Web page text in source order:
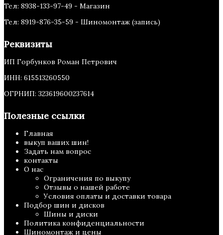
Тел: 8938-133-97-49 - Магазин
Тел: 8919-876-35-59 - Шиномонтаж (запись)
Реквизиты
ИП Горбунков Роман Петрович
ИНН: 615513260550
ОГРНИП: 323619600237614
Полезные ссылки
Главная
выкуп ваших шин!
Задать нам вопрос
контакты
О нас
Ограничения по выкупу
Отзывы о нашей работе
Условия оплаты и доставки товара
Подбор шин и дисков
Шины и диски
Политика конфиденциальности
Шиномонтаж и цены